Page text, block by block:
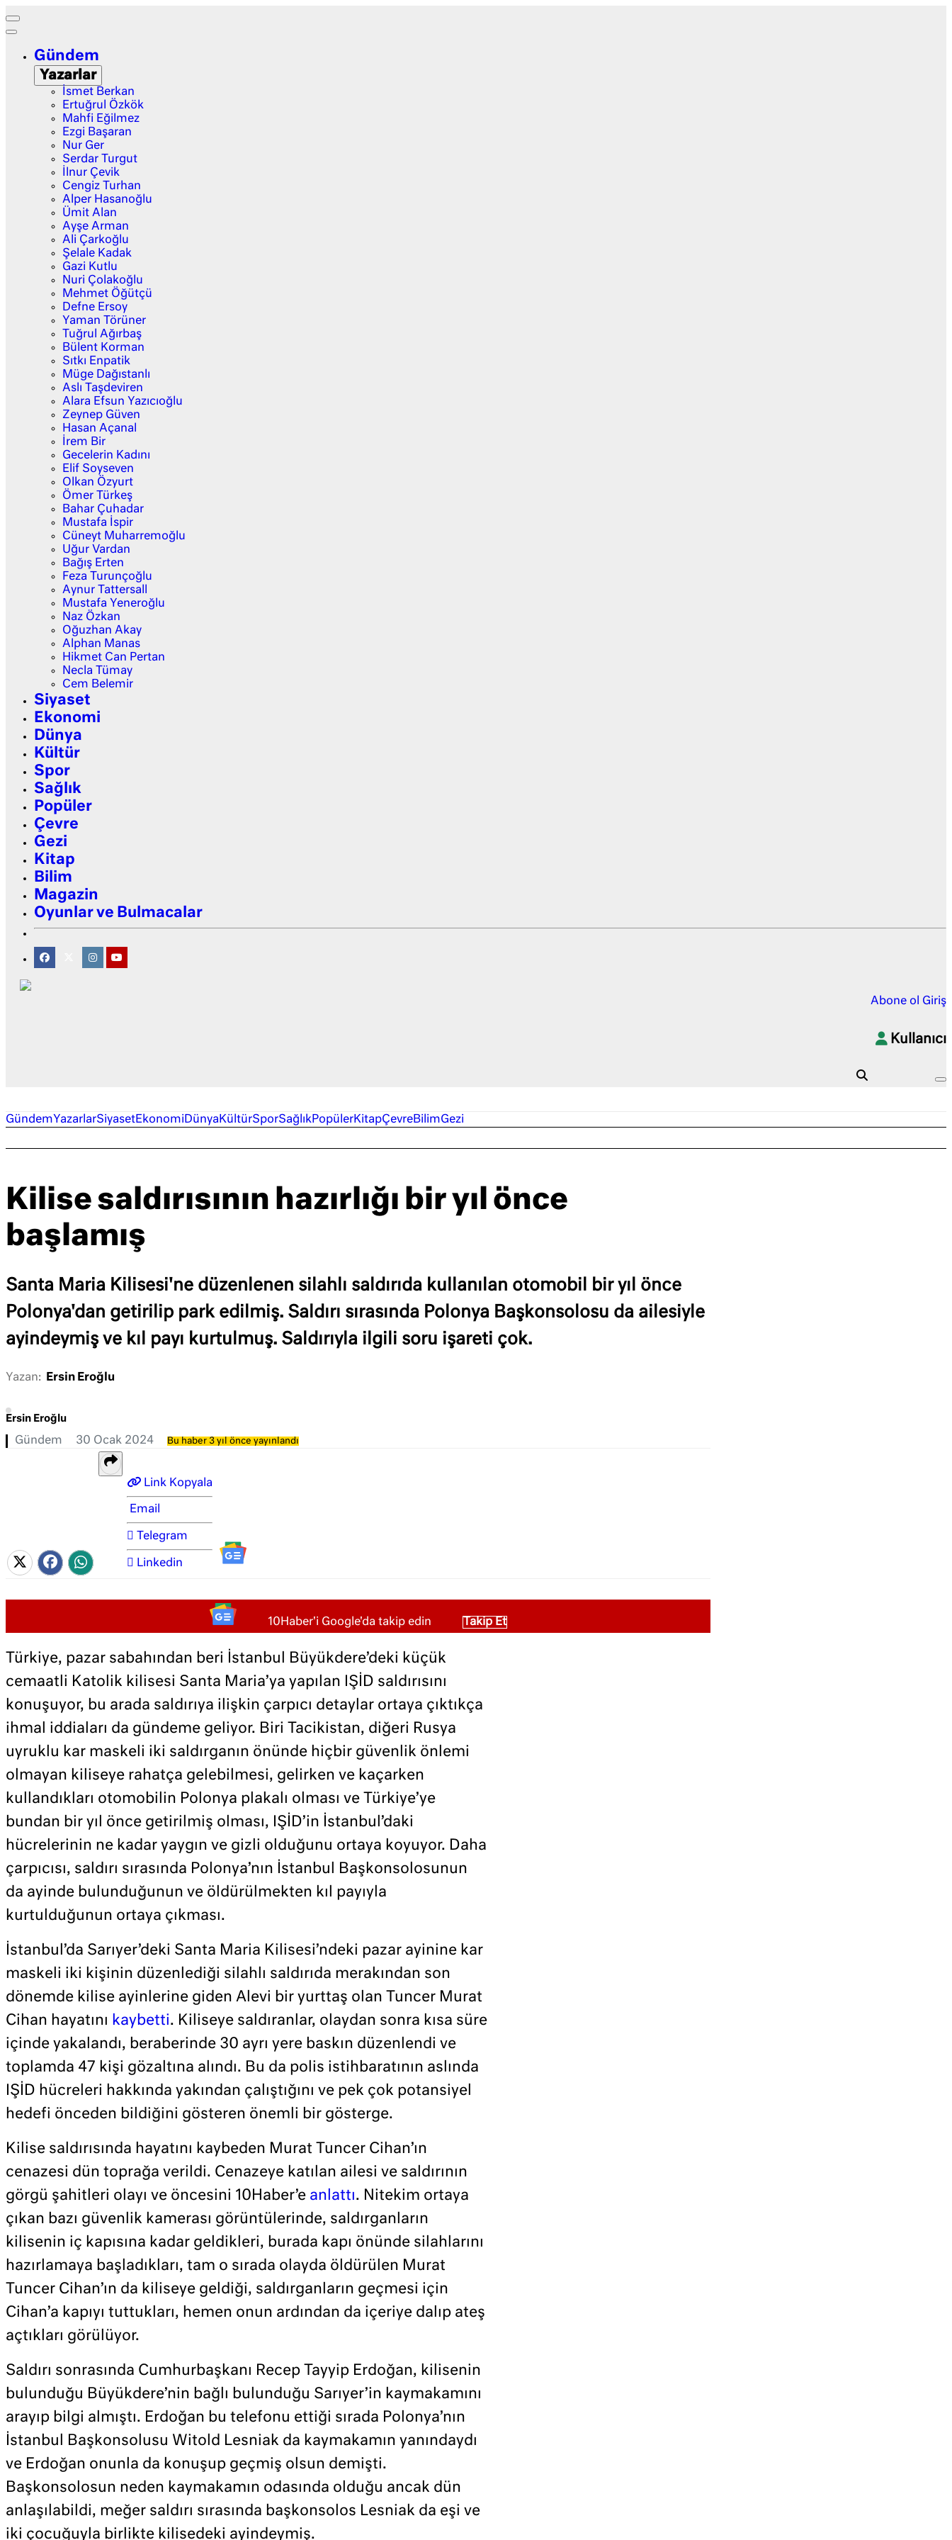
Gündem
Yazarlar
İsmet Berkan
Ertuğrul Özkök
Mahfi Eğilmez
Ezgi Başaran
Nur Ger
Serdar Turgut
İlnur Çevik
Cengiz Turhan
Alper Hasanoğlu
Ümit Alan
Ayşe Arman
Ali Çarkoğlu
Şelale Kadak
Gazi Kutlu
Nuri Çolakoğlu
Mehmet Öğütçü
Defne Ersoy
Yaman Törüner
Tuğrul Ağırbaş
Bülent Korman
Sıtkı Enpatik
Müge Dağıstanlı
Aslı Taşdeviren
Alara Efsun Yazıcıoğlu
Zeynep Güven
Hasan Açanal
İrem Bir
Gecelerin Kadını
Elif Soyseven
Olkan Özyurt
Ömer Türkeş
Bahar Çuhadar
Mustafa İspir
Cüneyt Muharremoğlu
Uğur Vardan
Bağış Erten
Feza Turunçoğlu
Aynur Tattersall
Mustafa Yeneroğlu
Naz Özkan
Oğuzhan Akay
Alphan Manas
Hikmet Can Pertan
Necla Tümay
Cem Belemir
Siyaset
Ekonomi
Dünya
Kültür
Spor
Sağlık
Popüler
Çevre
Gezi
Kitap
Bilim
Magazin
Oyunlar ve Bulmacalar
Abone ol Giriş
Kullanıcı
GündemYazarlarSiyasetEkonomi Dünya KültürSporSağlıkPopülerKitapÇevreBilimGezi
Kilise saldırısının hazırlığı bir yıl önce
başlamış
Santa Maria Kilisesi'ne düzenlenen silahlı saldırıda kullanılan otomobil bir yıl önce
Polonya'dan getirilip park edilmiş. Saldırı sırasında Polonya Başkonsolosu da ailesiyle
ayindeymiş ve kıl payı kurtulmuş. Saldırıyla ilgili soru işareti çok.
Yazan: Ersin Eroğlu
Ersin Eroğlu
Gündem 30 Ocak 2024 Bu haber 3 yıl önce yayınlandı
Link Kopyala
Email
Telegram
Linkedin
10Haber'i Google'da takip edin Takip Et
Türkiye, pazar sabahından beri İstanbul Büyükdere’deki küçük
cemaatli Katolik kilisesi Santa Maria’ya yapılan IŞİD saldırısını
konuşuyor, bu arada saldırıya ilişkin çarpıcı detaylar ortaya çıktıkça
ihmal iddiaları da gündeme geliyor. Biri Tacikistan, diğeri Rusya
uyruklu kar maskeli iki saldırganın önünde hiçbir güvenlik önlemi
olmayan kiliseye rahatça gelebilmesi, gelirken ve kaçarken
kullandıkları otomobilin Polonya plakalı olması ve Türkiye’ye
bundan bir yıl önce getirilmiş olması, IŞİD’in İstanbul’daki
hücrelerinin ne kadar yaygın ve gizli olduğunu ortaya koyuyor. Daha
çarpıcısı, saldırı sırasında Polonya’nın İstanbul Başkonsolosunun
da ayinde bulunduğunun ve öldürülmekten kıl payıyla
kurtulduğunun ortaya çıkması.
İstanbul’da Sarıyer’deki Santa Maria Kilisesi’ndeki pazar ayinine kar
maskeli iki kişinin düzenlediği silahlı saldırıda merakından son
dönemde kilise ayinlerine giden Alevi bir yurttaş olan Tuncer Murat
Cihan hayatını kaybetti. Kiliseye saldıranlar, olaydan sonra kısa süre
içinde yakalandı, beraberinde 30 ayrı yere baskın düzenlendi ve
toplamda 47 kişi gözaltına alındı. Bu da polis istihbaratının aslında
IŞİD hücreleri hakkında yakından çalıştığını ve pek çok potansiyel
hedefi önceden bildiğini gösteren önemli bir gösterge.
Kilise saldırısında hayatını kaybeden Murat Tuncer Cihan’ın
cenazesi dün toprağa verildi. Cenazeye katılan ailesi ve saldırının
görgü şahitleri olayı ve öncesini 10Haber’e anlattı. Nitekim ortaya
çıkan bazı güvenlik kamerası görüntülerinde, saldırganların
kilisenin iç kapısına kadar geldikleri, burada kapı önünde silahlarını
hazırlamaya başladıkları, tam o sırada olayda öldürülen Murat
Tuncer Cihan’ın da kiliseye geldiği, saldırganların geçmesi için
Cihan’a kapıyı tuttukları, hemen onun ardından da içeriye dalıp ateş
açtıkları görülüyor.
Saldırı sonrasında Cumhurbaşkanı Recep Tayyip Erdoğan, kilisenin
bulunduğu Büyükdere’nin bağlı bulunduğu Sarıyer’in kaymakamını
arayıp bilgi almıştı. Erdoğan bu telefonu ettiği sırada Polonya’nın
İstanbul Başkonsolusu Witold Lesniak da kaymakamın yanındaydı
ve Erdoğan onunla da konuşup geçmiş olsun demişti.
Başkonsolosun neden kaymakamın odasında olduğu ancak dün
anlaşılabildi, meğer saldırı sırasında başkonsolos Lesniak da eşi ve
iki çocuğuyla birlikte kilisedeki ayindeymiş.